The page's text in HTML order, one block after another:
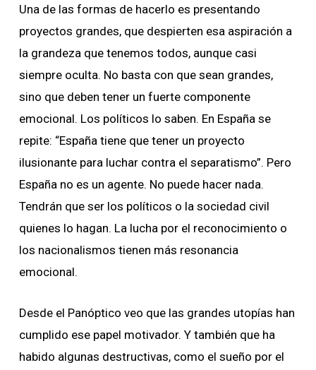
Una de las formas de hacerlo es presentando
proyectos grandes, que despierten esa aspiración a
la grandeza que tenemos todos, aunque casi
siempre oculta. No basta con que sean grandes,
sino que deben tener un fuerte componente
emocional. Los políticos lo saben. En España se
repite: “España tiene que tener un proyecto
ilusionante para luchar contra el separatismo”. Pero
España no es un agente. No puede hacer nada.
Tendrán que ser los políticos o la sociedad civil
quienes lo hagan. La lucha por el reconocimiento o
los nacionalismos tienen más resonancia
emocional.
Desde el Panóptico veo que las grandes utopías han
cumplido ese papel motivador. Y también que ha
habido algunas destructivas, como el sueño por el